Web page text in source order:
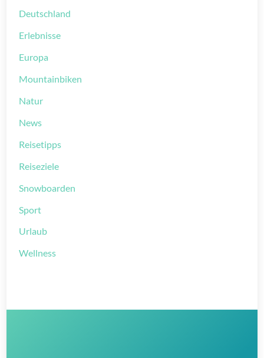
Deutschland
Erlebnisse
Europa
Mountainbiken
Natur
News
Reisetipps
Reiseziele
Snowboarden
Sport
Urlaub
Wellness